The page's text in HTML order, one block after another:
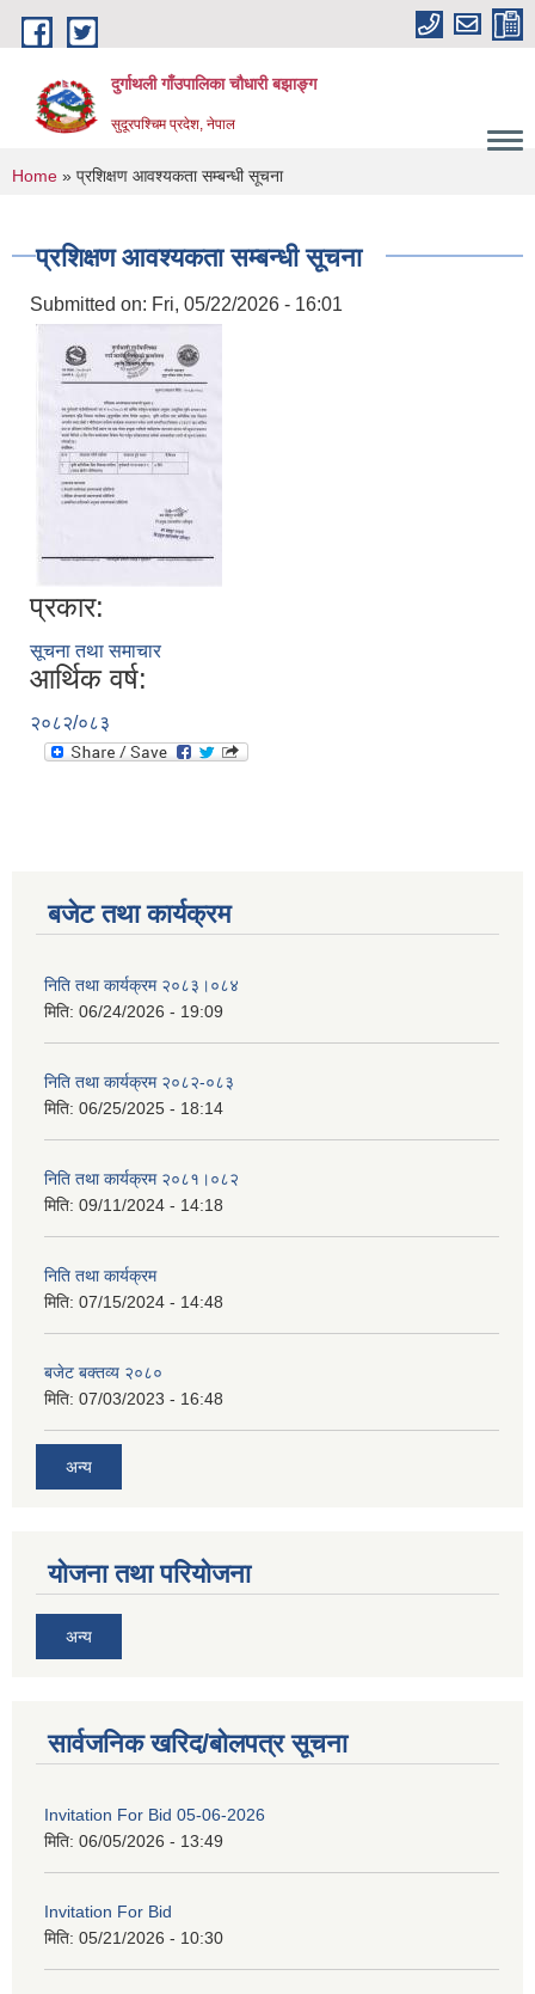
Skip to main content
दुर्गाथली गाँउपालिका चौधारी बझाङ्ग
सुदूरपश्चिम प्रदेश, नेपाल
You are here
Home » प्रशिक्षण आवश्यकता सम्बन्धी सूचना
प्रशिक्षण आवश्यकता सम्बन्धी सूचना
Submitted on: Fri, 05/22/2026 - 16:01
प्रकार:
सूचना तथा समाचार
आर्थिक वर्ष:
२०८२/०८३
बजेट तथा कार्यक्रम
निति तथा कार्यक्रम २०८३।०८४
मिति: 06/24/2026 - 19:09
निति तथा कार्यक्रम २०८२-०८३
मिति: 06/25/2025 - 18:14
निति तथा कार्यक्रम २०८१।०८२
मिति: 09/11/2024 - 14:18
निति तथा कार्यक्रम
मिति: 07/15/2024 - 14:48
बजेट बक्तव्य २०८०
मिति: 07/03/2023 - 16:48
अन्य
योजना तथा परियोजना
अन्य
सार्वजनिक खरिद/बोलपत्र सूचना
Invitation For Bid 05-06-2026
मिति: 06/05/2026 - 13:49
Invitation For Bid
मिति: 05/21/2026 - 10:30